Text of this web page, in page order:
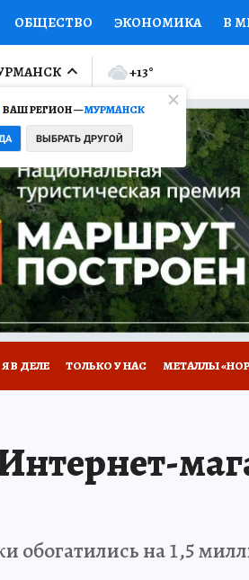
ОБЩЕСТВО ЭКОНОМИКА В
ПРОИСШЕСТВИЯ
МИР Я ЗНАЮ СЕМЬЯ
СЕРИАЛЫ
КОЛЛЕКЦИИ КОНКУРСЫ
ВАШ РЕГИОН —МУРМАНСК
ВЫБРАТЬ ДРУГОЙ
+13°
Я В ДЕЛЕ ТОЛЬКО У НАС МЕТАЛЛЫ
ШКОЛА ЖУРНАЛИСТИКИ ИСПЫТАНО
обогатились на 1,5